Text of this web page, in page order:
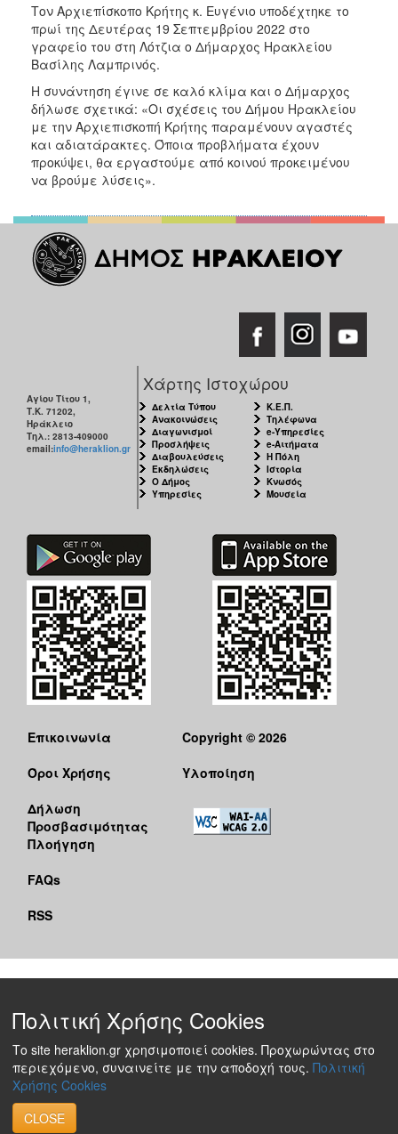
Τον Αρχιεπίσκοπο Κρήτης κ. Ευγένιο υποδέχτηκε το
πρωί της Δευτέρας 19 Σεπτεμβρίου 2022 στο
γραφείο του στη Λότζια ο Δήμαρχος Ηρακλείου
Βασίλης Λαμπρινός.
Η συνάντηση έγινε σε καλό κλίμα και ο Δήμαρχος
δήλωσε σχετικά: «Οι σχέσεις του Δήμου Ηρακλείου
με την Αρχιεπισκοπή Κρήτης παραμένουν αγαστές
και αδιατάρακτες. Όποια προβλήματα έχουν
προκύψει, θα εργαστούμε από κοινού προκειμένου
να βρούμε λύσεις».
Αγίου Τίτου 1,
Τ.Κ. 71202,
Ηράκλειο
Τηλ.: 2813-409000
email:info@heraklion.gr
Χάρτης Ιστοχώρου
Δελτία Τύπου
Ανακοινώσεις
Διαγωνισμοί
Προσλήψεις
Διαβουλεύσεις
Εκδηλώσεις
Ο Δήμος
Υπηρεσίες
Κ.Ε.Π.
Τηλέφωνα
e-Υπηρεσίες
e-Αιτήματα
Η Πόλη
Ιστορία
Κνωσός
Μουσεία
Επικοινωνία
Όροι Χρήσης
Δήλωση
Προσβασιμότητας
Πλοήγηση
FAQs
RSS
Copyright © 2026
Υλοποίηση
Πολιτική Χρήσης Cookies
Το site heraklion.gr χρησιμοποιεί cookies. Προχωρώντας στο
περιεχόμενο, συναινείτε με την αποδοχή τους. Πολιτική
Χρήσης Cookies
CLOSE